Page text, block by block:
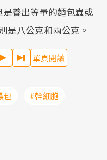
養出等量的麵包蟲或
是八公克和兩公克。
單頁閱讀
包
#幹細胞